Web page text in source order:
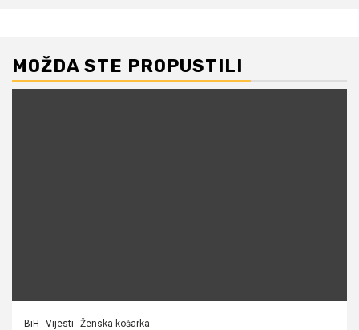
MOŽDA STE PROPUSTILI
BiH Vijesti Ženska košarka